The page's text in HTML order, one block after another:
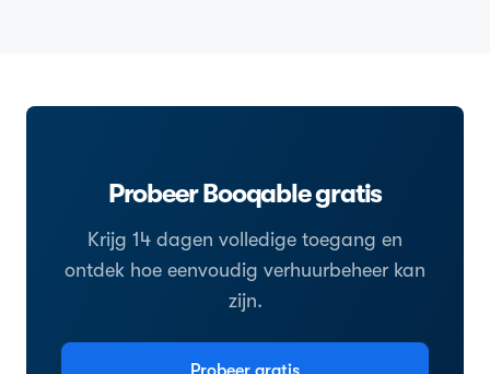
Probeer Booqable gratis
Krijg 14 dagen volledige toegang en
ontdek hoe eenvoudig verhuurbeheer kan
zijn.